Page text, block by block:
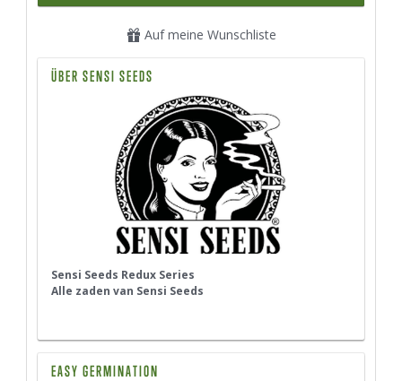
Auf meine Wunschliste
ÜBER SENSI SEEDS
Sensi Seeds Redux Series
Alle zaden van Sensi Seeds
EASY GERMINATION